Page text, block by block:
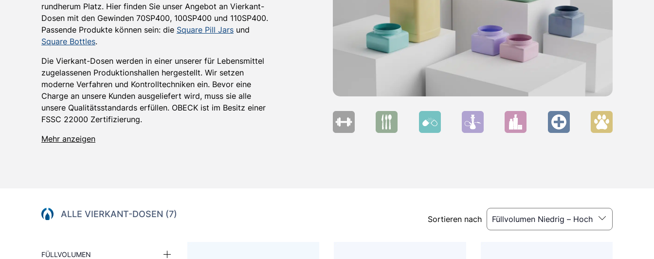
rundherum Platz. Hier finden Sie unser Angebot an Vierkant-
Dosen mit den Gewinden 70SP400, 100SP400 und 110SP400.
Passende Produkte können sein: die Square Pill Jars und
Square Bottles.
Die Vierkant-Dosen werden in einer unserer für Lebensmittel
zugelassenen Produktionshallen hergestellt. Wir setzen
moderne Verfahren und Kontrolltechniken ein. Bevor eine
Charge an unsere Kunden ausgeliefert wird, muss sie alle
unsere Qualitätsstandards erfüllen. OBECK ist im Besitz einer
FSSC 22000 Zertifizierung.
Mehr anzeigen
ALLE VIERKANT-DOSEN (7)
Sortieren nach
FÜLLVOLUMEN